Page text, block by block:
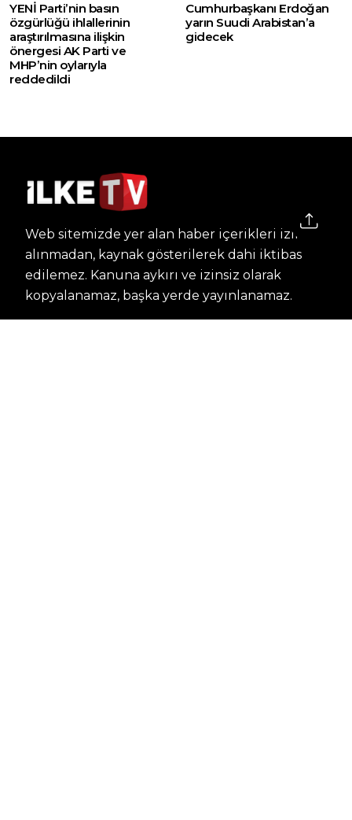
YENİ Parti’nin basın
özgürlüğü ihlallerinin
araştırılmasına ilişkin
önergesi AK Parti ve
MHP’nin oylarıyla
reddedildi
Cumhurbaşkanı Erdoğan
yarın Suudi Arabistan’a
gidecek
Web sitemizde yer alan haber içerikleri izin
alınmadan, kaynak gösterilerek dahi iktibas
edilemez. Kanuna aykırı ve izinsiz olarak
kopyalanamaz, başka yerde yayınlanamaz.